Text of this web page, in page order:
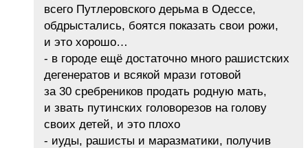
всего Путлеровского дерьма в Одессе,
обдрыстались, боятся показать свои рожи,
и это хорошо…
- в городе ещё достаточно много рашистских
дегенератов и всякой мрази готовой
за 30 сребреников продать родную мать,
и звать путинских головорезов на голову
своих детей, и это плохо
- иуды, рашисты и маразматики, получив